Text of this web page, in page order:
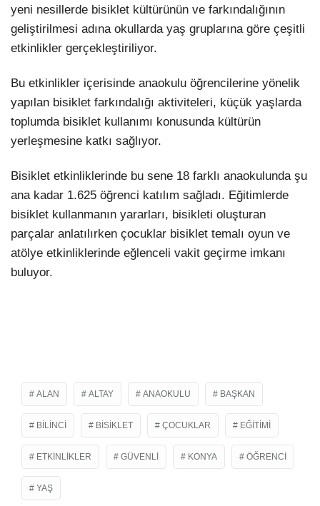
yeni nesillerde bisiklet kültürünün ve farkındalığının
geliştirilmesi adına okullarda yaş gruplarına göre çeşitli
etkinlikler gerçekleştiriliyor.
Bu etkinlikler içerisinde anaokulu öğrencilerine yönelik
yapılan bisiklet farkındalığı aktiviteleri, küçük yaşlarda
toplumda bisiklet kullanımı konusunda kültürün
yerleşmesine katkı sağlıyor.
Bisiklet etkinliklerinde bu sene 18 farklı anaokulunda şu
ana kadar 1.625 öğrenci katılım sağladı. Eğitimlerde
bisiklet kullanmanın yararları, bisikleti oluşturan
parçalar anlatılırken çocuklar bisiklet temalı oyun ve
atölye etkinliklerinde eğlenceli vakit geçirme imkanı
buluyor.
ALAN ALTAY ANAOKULU BAŞKAN
BILINCI BISIKLET ÇOCUKLAR EĞITIMI
ETKINLIKLER GÜVENLI KONYA ÖĞRENCI
YAŞ